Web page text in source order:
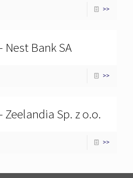
>>
Nest Bank SA
>>
Zeelandia Sp. z o.o.
>>